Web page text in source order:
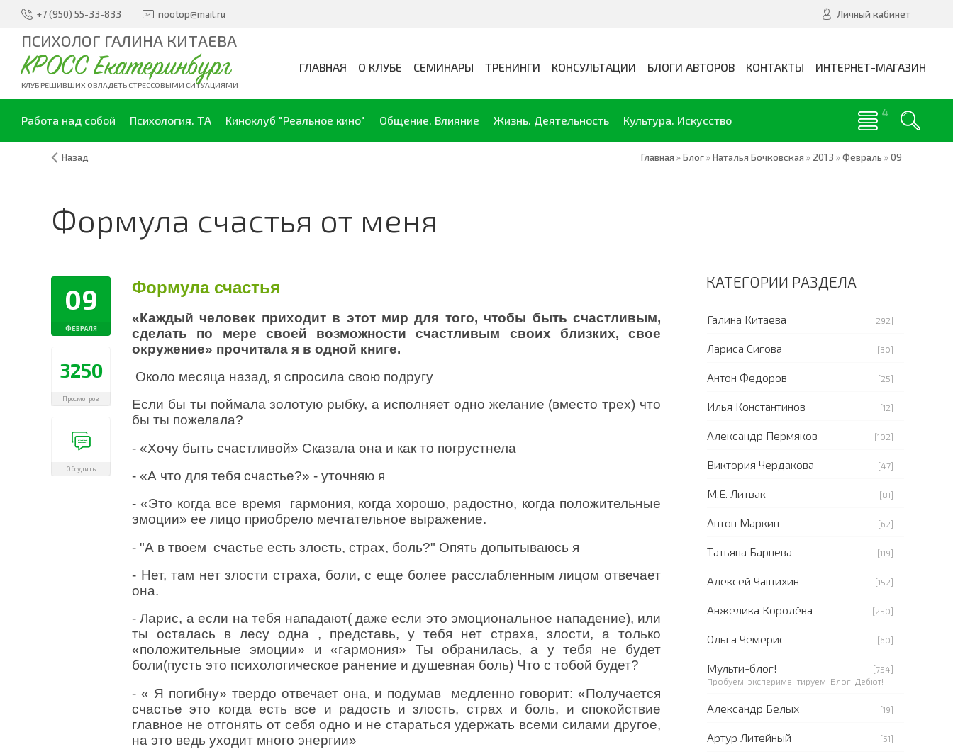
+7 (950) 55-33-833 nootop@mail.ru Личный кабинет
ПСИХОЛОГ ГАЛИНА КИТАЕВА
КРОСС Екатеринбург
КЛУБ РЕШИВШИХ ОВЛАДЕТЬ СТРЕССОВЫМИ СИТУАЦИЯМИ
ГЛАВНАЯ О КЛУБЕ СЕМИНАРЫ ТРЕНИНГИ КОНСУЛЬТАЦИИ БЛОГИ АВТОРОВ КОНТАКТЫ ИНТЕРНЕТ-МАГАЗИН
Работа над собой Психология. ТА Киноклуб "Реальное кино" Общение. Влияние Жизнь. Деятельность Культура. Искусство
Назад Главная »Блог»Наталья Бочковская » 2013 »Февраль »09
Формула счастья от меня
09
ФЕВРАЛЯ
3250
Просмотров
Обсудить
Формула счастья
«Каждый человек приходит в этот мир для того, чтобы быть счастливым,
сделать по мере своей возможности счастливым своих близких, свое
окружение» прочитала я в одной книге.
Около месяца назад, я спросила свою подругу
Если бы ты поймала золотую рыбку, а исполняет одно желание (вместо трех) что
бы ты пожелала?
- «Хочу быть счастливой» Сказала она и как то погрустнела
- «А что для тебя счастье?» - уточняю я
- «Это когда все время гармония, когда хорошо, радостно, когда положительные
эмоции» ее лицо приобрело мечтательное выражение.
- "А в твоем счастье есть злость, страх, боль?" Опять допытываюсь я
- Нет, там нет злости страха, боли, с еще более расслабленным лицом отвечает
она.
- Ларис, а если на тебя нападают( даже если это эмоциональное нападение), или
ты осталась в лесу одна , представь, у тебя нет страха, злости, а только
«положительные эмоции» и «гармония» Ты обранилась, а у тебя не будет
боли(пусть это психологическое ранение и душевная боль) Что с тобой будет?
- « Я погибну» твердо отвечает она, и подумав медленно говорит: «Получается
счастье это когда есть все и радость и злость, страх и боль, и спокойствие
главное не отгонять от себя одно и не стараться удержать всеми силами другое,
на это ведь уходит много энергии»
КАТЕГОРИИ РАЗДЕЛА
Галина Китаева [292]
Лариса Сигова [30]
Антон Федоров [25]
Илья Константинов [12]
Александр Пермяков [102]
Виктория Чердакова [47]
М.Е. Литвак [81]
Антон Маркин [62]
Татьяна Барнева [119]
Алексей Чащихин [152]
Анжелика Королёва [250]
Ольга Чемерис [60]
Мульти-блог!
[754]
Пробуем, экспериментируем. Блог-Дебют!
Александр Белых [19]
Артур Литейный [51]